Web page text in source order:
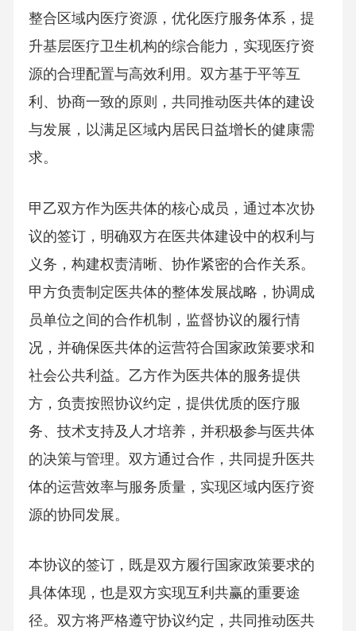
整合区域内医疗资源，优化医疗服务体系，提
升基层医疗卫生机构的综合能力，实现医疗资
源的合理配置与高效利用。双方基于平等互
利、协商一致的原则，共同推动医共体的建设
与发展，以满足区域内居民日益增长的健康需
求。
甲乙双方作为医共体的核心成员，通过本次协
议的签订，明确双方在医共体建设中的权利与
义务，构建权责清晰、协作紧密的合作关系。
甲方负责制定医共体的整体发展战略，协调成
员单位之间的合作机制，监督协议的履行情
况，并确保医共体的运营符合国家政策要求和
社会公共利益。乙方作为医共体的服务提供
方，负责按照协议约定，提供优质的医疗服
务、技术支持及人才培养，并积极参与医共体
的决策与管理。双方通过合作，共同提升医共
体的运营效率与服务质量，实现区域内医疗资
源的协同发展。
本协议的签订，既是双方履行国家政策要求的
具体体现，也是双方实现互利共赢的重要途
径。双方将严格遵守协议约定，共同推动医共